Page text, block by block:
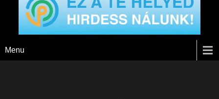
Menu